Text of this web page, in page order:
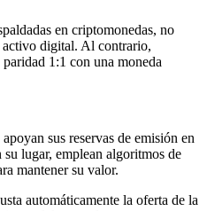
en criptomonedas, no
digital. Al contrario,
1:1 con una moneda
apoyan sus reservas de emisión en
lugar, emplean algoritmos de
mantener su valor.
automáticamente la oferta de la